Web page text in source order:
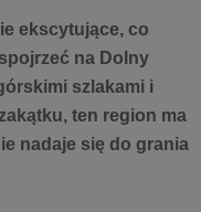
ekscytujące, co
na Dolny
szlakami i
ten region ma
nadaje się do grania